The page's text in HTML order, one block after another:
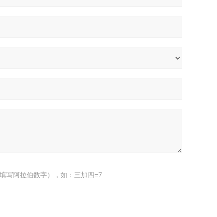
写阿拉伯数字），如：三加四=7